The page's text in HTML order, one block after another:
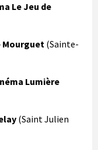
Le Jeu de
Mourguet (Sainte-
Lumière
(Saint Julien